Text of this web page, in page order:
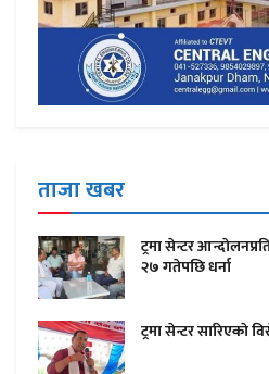
ताजा खबर
ट्रमा सेन्टर
२७ गतेपछि धर्ना
ट्रमा सेन्टर सारिएकाे